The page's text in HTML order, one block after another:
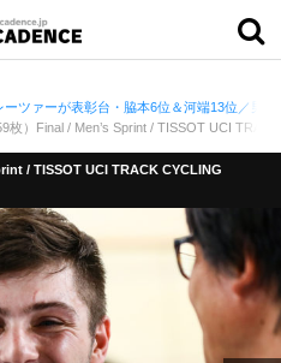
ツァーが表彰台・脇本6位＆河端13位／男
枚）Final / Men’s Sprint / TISSOT UCI
/ TISSOT UCI TRACK CYCLING